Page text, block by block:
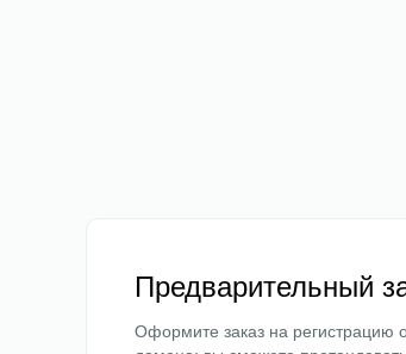
Предварительный
Оформите заказ на регистрацию